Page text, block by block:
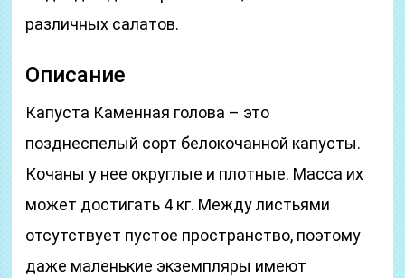
различных салатов.
Описание
Капуста Каменная голова – это
позднеспелый сорт белокочанной капусты.
Кочаны у нее округлые и плотные. Масса их
может достигать 4 кг. Между листьями
отсутствует пустое пространство, поэтому
даже маленькие экземпляры имеют